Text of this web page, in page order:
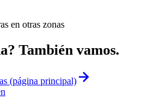
en otras zonas
También vamos.
(página principal)